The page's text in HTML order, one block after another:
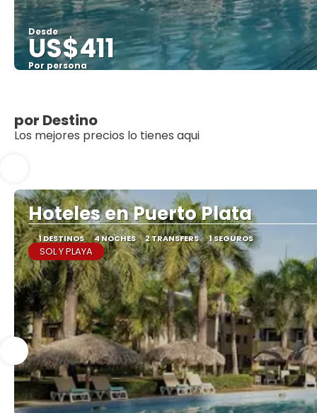
Desde
US$411
Por persona
por Destino
Los mejores precios lo tienes aqui
Hoteles en Puerto Plata
1 DESTINOS 4 NOCHES 2 TRANSFERS 1 SEGUROS
SOL Y PLAYA